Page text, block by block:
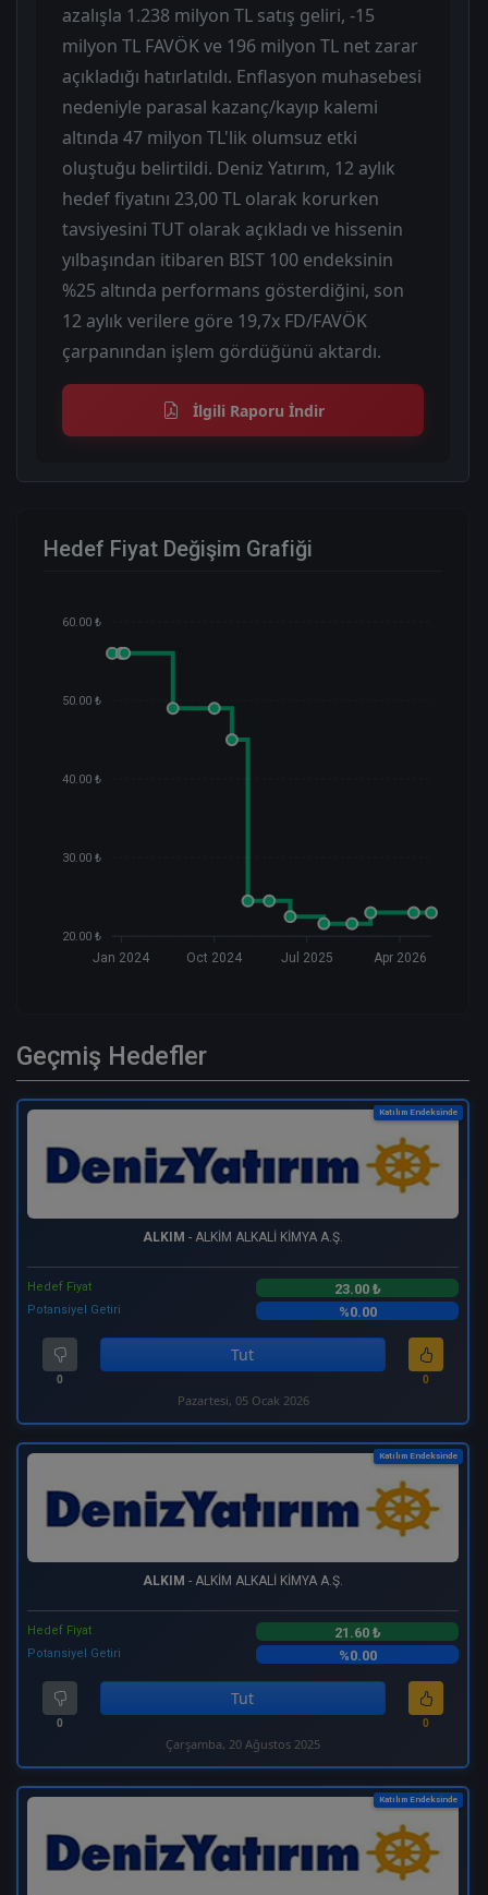
azalışla 1.238 milyon TL satış geliri, -15
milyon TL FAVÖK ve 196 milyon TL net zarar
açıkladığı hatırlatıldı. Enflasyon muhasebesi
nedeniyle parasal kazanç/kayıp kalemi
altında 47 milyon TL'lik olumsuz etki
oluştuğu belirtildi. Deniz Yatırım, 12 aylık
hedef fiyatını 23,00 TL olarak korurken
tavsiyesini TUT olarak açıkladı ve hissenin
yılbaşından itibaren BIST 100 endeksinin
%25 altında performans gösterdiğini, son
12 aylık verilere göre 19,7x FD/FAVÖK
çarpanından işlem gördüğünü aktardı.
İlgili Raporu İndir
Hedef Fiyat Değişim Grafiği
60.00 ₺
50.00 ₺
40.00 ₺
30.00 ₺
20.00 ₺
Jan 2024 Oct 2024 Jul 2025 Apr 2026
Geçmiş Hedefler
Katılım Endeksinde
ALKIM - ALKİM ALKALİ KİMYA A.Ş.
Hedef Fiyat 23.00 ₺
Potansiyel Getiri %0.00
0
Tut
0
Pazartesi, 05 Ocak 2026
Katılım Endeksinde
ALKIM - ALKİM ALKALİ KİMYA A.Ş.
Hedef Fiyat 21.60 ₺
Potansiyel Getiri %0.00
0
Tut
0
Çarşamba, 20 Ağustos 2025
Katılım Endeksinde